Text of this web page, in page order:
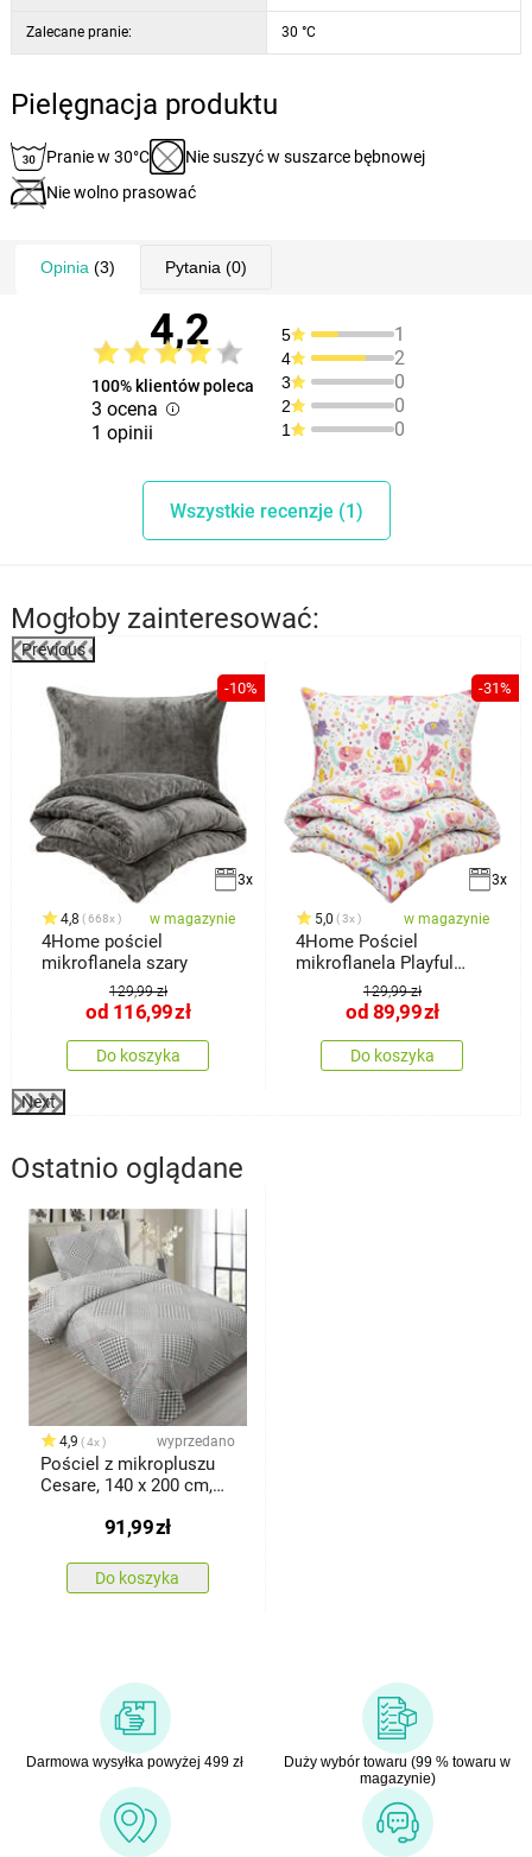
Zalecane pranie: 30 °C
Pielęgnacja produktu
Pranie w 30°C
Nie suszyć w suszarce bębnowej
Nie wolno prasować
Opinia (3) Pytania (0)
4,2
100% klientów poleca
3 ocena
1 opinii
5 1
4 2
3 0
2 0
1 0
Wszystkie recenzje (1)
Mogłoby zainteresować:
Previous
-10%
3x
4,8 668x w magazynie
4Home pościel
mikroflanela szary
129,99 zł
od 116,99zł
Do koszyka
-31%
3x
5,0 3x w magazynie
4Home Pościel
mikroflanela Playful
Paws, 140 x129,99 zł
od 89,99zł
Do koszyka
Next
Ostatnio oglądane
4,9 4x wyprzedano
Pościel z mikropluszu
Cesare, 140 x 200 cm,
91,99zł
Do koszyka
Darmowa wysyłka powyżej 499 zł
Duży wybór towaru (99 % towaru w
magazynie)